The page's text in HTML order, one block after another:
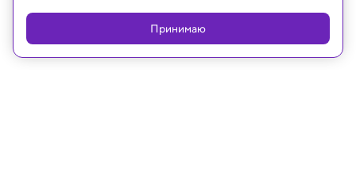
Принимаю